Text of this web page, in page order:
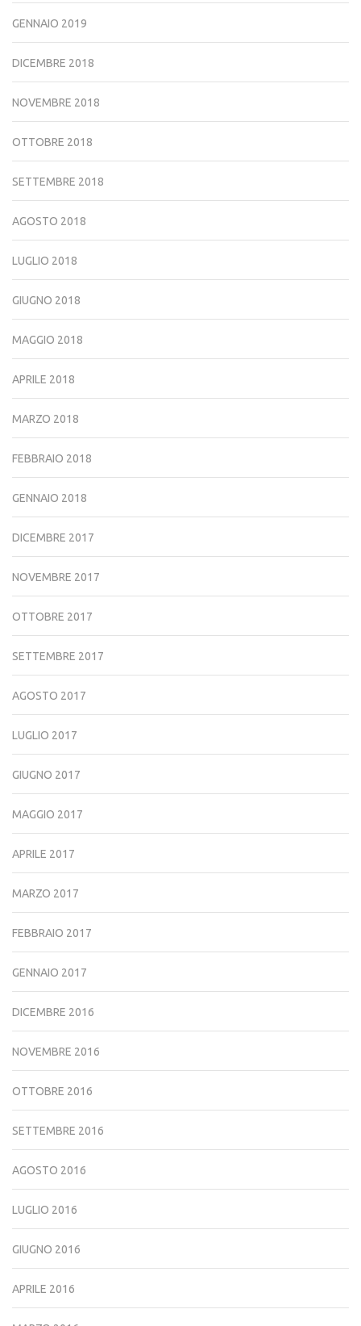
GENNAIO 2019
DICEMBRE 2018
NOVEMBRE 2018
OTTOBRE 2018
SETTEMBRE 2018
AGOSTO 2018
LUGLIO 2018
GIUGNO 2018
MAGGIO 2018
APRILE 2018
MARZO 2018
FEBBRAIO 2018
GENNAIO 2018
DICEMBRE 2017
NOVEMBRE 2017
OTTOBRE 2017
SETTEMBRE 2017
AGOSTO 2017
LUGLIO 2017
GIUGNO 2017
MAGGIO 2017
APRILE 2017
MARZO 2017
FEBBRAIO 2017
GENNAIO 2017
DICEMBRE 2016
NOVEMBRE 2016
OTTOBRE 2016
SETTEMBRE 2016
AGOSTO 2016
LUGLIO 2016
GIUGNO 2016
APRILE 2016